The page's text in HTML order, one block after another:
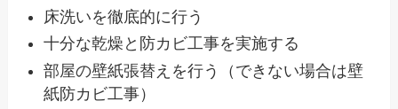
床洗いを徹底的に行う
十分な乾燥と防カビ工事を実施する
部屋の壁紙張替えを行う（できない場合は壁
紙防カビ工事）